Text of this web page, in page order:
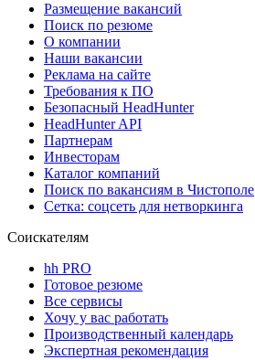
Размещение вакансий
Поиск по резюме
О компании
Наши вакансии
Реклама на сайте
Требования к ПО
Безопасный HeadHunter
HeadHunter API
Партнерам
Инвесторам
Каталог компаний
Поиск по вакансиям в Чистополе
Сетка: соцсеть для нетворкинга
Соискателям
hh PRO
Готовое резюме
Все сервисы
Хочу у вас работать
Производственный календарь
Экспертная рекомендация